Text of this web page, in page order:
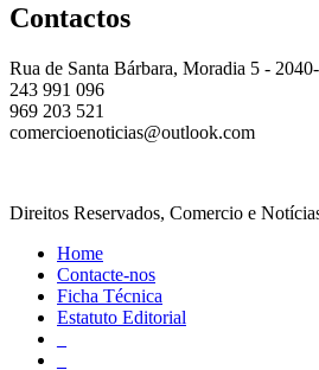
Contactos
Rua de Santa Bárbara, Moradia 5 -
243 991 096
969 203 521
comercioenoticias@outlook.com
Direitos Reservados, Comercio e
Home
Contacte-nos
Ficha Técnica
Estatuto Editorial